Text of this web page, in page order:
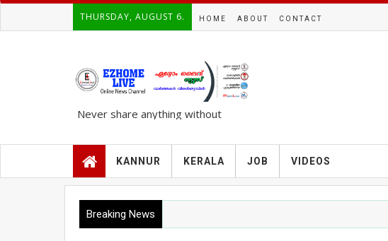
THURSDAY, AUGUST 6. HOME ABOUT CONTACT
Never share anything without
KANNUR KERALA JOB VIDEOS
Breaking News